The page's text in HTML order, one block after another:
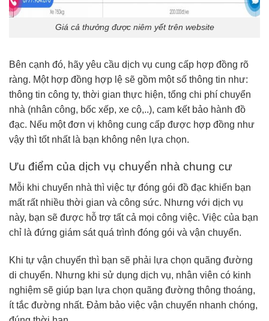
Giá cả thưởng được niêm yết trên website
Bên cạnh đó, hãy yêu cầu dịch vụ cung cấp hợp đồng rõ
ràng. Một hợp đồng hợp lệ sẽ gồm một số thông tin như:
thông tin công ty, thời gian thực hiện, tổng chi phí chuyển
nhà (nhân công, bốc xếp, xe cộ,..), cam kết bảo hành đồ
đạc. Nếu một đơn vị không cung cấp được hợp đồng như
vậy thì tốt nhất là bạn không nên lựa chọn.
Ưu điểm của dịch vụ chuyển nhà chung cư
Mỗi khi chuyển nhà thì việc tự đóng gói đồ đạc khiến bạn
mất rất nhiều thời gian và công sức. Nhưng với dịch vụ
này, bạn sẽ được hỗ trợ tất cả mọi công việc. Việc của bạn
chỉ là đứng giám sát quá trình đóng gói và vận chuyển.
Khi tự vận chuyển thì bạn sẽ phải lựa chọn quãng đường
di chuyển. Nhưng khi sử dụng dịch vụ, nhân viên có kinh
nghiệm sẽ giúp bạn lựa chọn quãng đường thông thoáng,
ít tắc đường nhất. Đảm bảo việc vận chuyển nhanh chóng,